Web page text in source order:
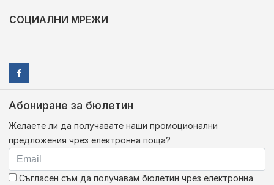
СОЦИАЛНИ МРЕЖИ
Абониране за бюлетин
Желаете ли да получавате наши промоционални
предложения чрез електронна поща?
Съгласен съм да получавам бюлетин чрез електронна